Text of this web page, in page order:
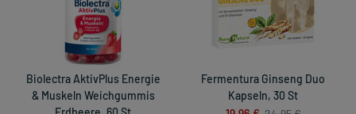
Biolectra AktivPlus Energie
& Muskeln Weichgummis
Fermentura Ginseng Duo
Kapseln, 30 St